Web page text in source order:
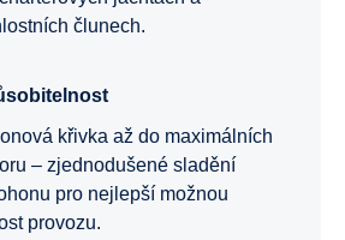
člunech.
křivka až do maximálních
– zjednodušené sladění
pro nejlepší možnou
provozu.